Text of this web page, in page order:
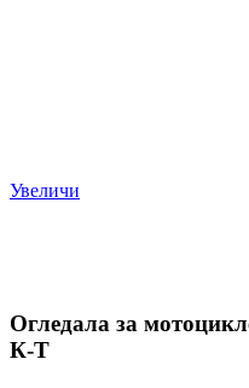
Увеличи
Огледала за
К-Т